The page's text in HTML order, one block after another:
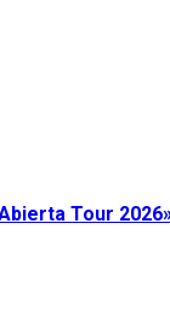
Tour